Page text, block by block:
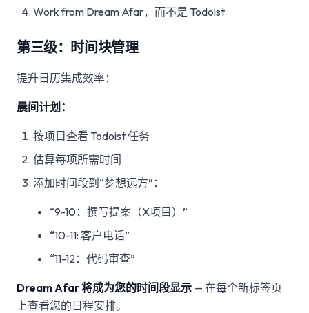
Work from Dream Afar，而不是 Todoist
第三级：时间块管理
提升日历集成效率：
晨间计划：
按项目查看 Todoist 任务
估算每项所需时间
添加时间段到“梦想远方”：
“9-10：撰写提案（X项目）”
“10-11: 客户电话”
“11-12：代码审查”
Dream Afar 将成为您的时间段显示 — 在每个新标签页
上查看您的日程安排。